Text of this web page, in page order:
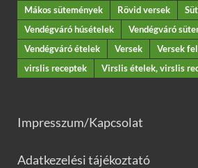
Mákos sütemények
Rövid versek
Vendégváró húsételek
Vendégváró
Vendégváró ételek
Versek
Versek
virslis receptek
Virslis ételek, virslis
Impresszum/Kapcsolat
Adatkezelési tájékoztató